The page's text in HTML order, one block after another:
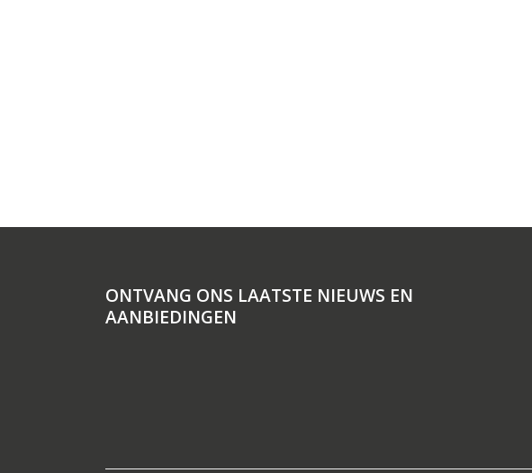
ONTVANG ONS LAATSTE NIEUWS EN
AANBIEDINGEN